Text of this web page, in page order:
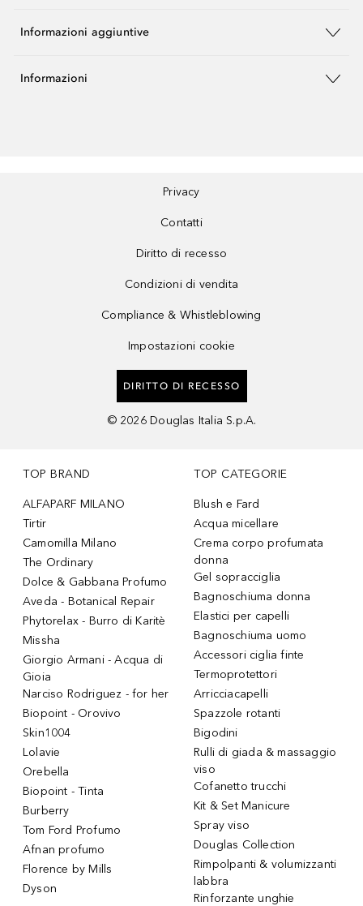
Informazioni aggiuntive
Informazioni
Privacy
Contatti
Diritto di recesso
Condizioni di vendita
Compliance & Whistleblowing
Impostazioni cookie
DIRITTO DI RECESSO
© 2026 Douglas Italia S.p.A.
TOP BRAND
ALFAPARF MILANO
Tirtir
Camomilla Milano
The Ordinary
Dolce & Gabbana Profumo
Aveda - Botanical Repair
Phytorelax - Burro di Karitè
Missha
Giorgio Armani - Acqua di
Gioia
Narciso Rodriguez - for her
Biopoint - Orovivo
Skin1004
Lolavie
Orebella
Biopoint - Tinta
Burberry
Tom Ford Profumo
Afnan profumo
Florence by Mills
Dyson
TOP CATEGORIE
Blush e Fard
Acqua micellare
Crema corpo profumata
donna
Gel sopracciglia
Bagnoschiuma donna
Elastici per capelli
Bagnoschiuma uomo
Accessori ciglia finte
Termoprotettori
Arricciacapelli
Spazzole rotanti
Bigodini
Rulli di giada & massaggio
viso
Cofanetto trucchi
Kit & Set Manicure
Spray viso
Douglas Collection
Rimpolpanti & volumizzanti
labbra
Rinforzante unghie